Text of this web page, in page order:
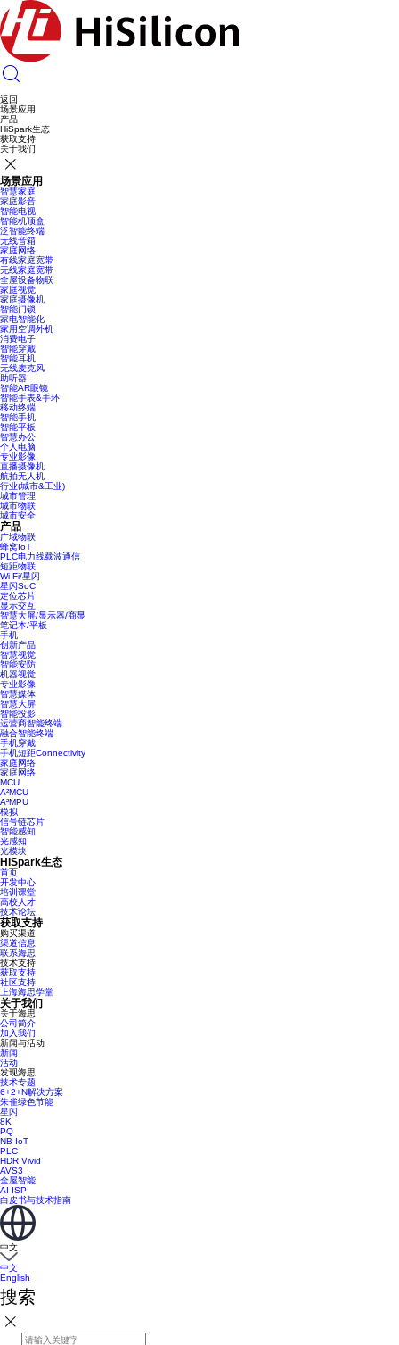
返回
场景应用
产品
HiSpark生态
获取支持
关于我们
场景应用
智慧家庭
家庭影音
智能电视
智能机顶盒
泛智能终端
无线音箱
家庭网络
有线家庭宽带
无线家庭宽带
全屋设备物联
家庭视觉
家庭摄像机
智能门锁
家电智能化
家用空调外机
消费电子
智能穿戴
智能耳机
无线麦克风
助听器
智能AR眼镜
智能手表&手环
移动终端
智能手机
智能平板
智慧办公
个人电脑
专业影像
直播摄像机
航拍无人机
行业(城市&工业)
城市管理
城市物联
城市安全
产品
广域物联
蜂窝IoT
PLC电力线载波通信
短距物联
Wi-Fi/星闪
星闪SoC
定位芯片
显示交互
智慧大屏/显示器/商显
笔记本/平板
手机
创新产品
智慧视觉
智能安防
机器视觉
专业影像
智慧媒体
智慧大屏
智能投影
运营商智能终端
融合智能终端
手机穿戴
手机短距Connectivity
家庭网络
家庭网络
MCU
A²MCU
A²MPU
模拟
信号链芯片
智能感知
光感知
光模块
HiSpark生态
首页
开发中心
培训课堂
高校人才
技术论坛
获取支持
购买渠道
渠道信息
联系海思
技术支持
获取支持
社区支持
上海海思学堂
关于我们
关于海思
公司简介
加入我们
新闻与活动
新闻
活动
发现海思
技术专题
6+2+N解决方案
朱雀绿色节能
星闪
8K
PQ
NB-IoT
PLC
HDR Vivid
AVS3
全屋智能
AI ISP
白皮书与技术指南
中文
中文
English
搜索